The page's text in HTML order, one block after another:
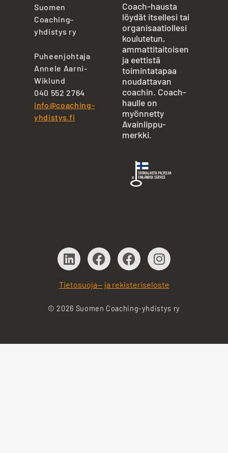
Suomen
Coaching-
yhdistys ry
Puheenjohtaja
Annele Aarni-
Wiklund
040 552 2764
info@coaching-
yhdistys.fi
Coach-hausta
löydät itsellesi tai
organisaatiollesi
koulutetun,
ammattitaitoisen
ja eettistä
toimintatapaa
noudattavan
coachin. Coach-
haulle on
myönnetty
Avainlippu-
merkki.
Tietosuoja— ja rekisteriseloste
© 2026 Suomen Coaching-yhdistys ry